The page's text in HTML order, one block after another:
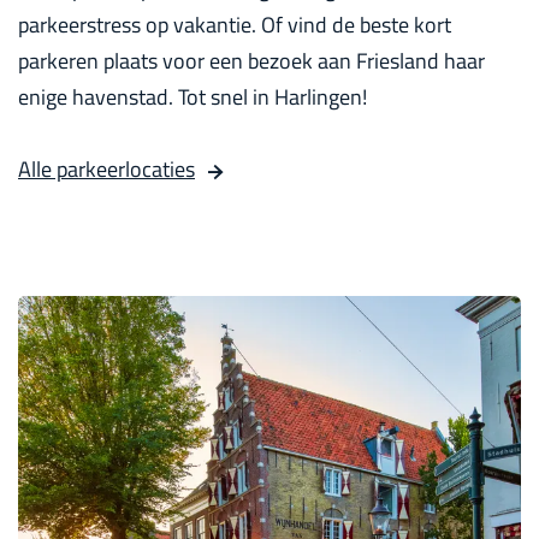
parkeerstress op vakantie. Of vind de beste kort
parkeren plaats voor een bezoek aan Friesland haar
enige havenstad. Tot snel in Harlingen!
Alle parkeerlocaties
B
i
n
n
e
n
s